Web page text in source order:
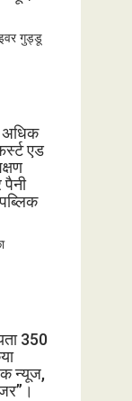
गुड्डू
अधिक
एड
350
न्यूज,